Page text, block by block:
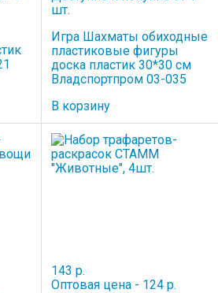
шт.
Игра Шахматы обиходные
пластиковые фигуры
доска пластик 30*30 см
Владспортпром 03-035
В корзину
143 р.
Оптовая цена - 124 р.